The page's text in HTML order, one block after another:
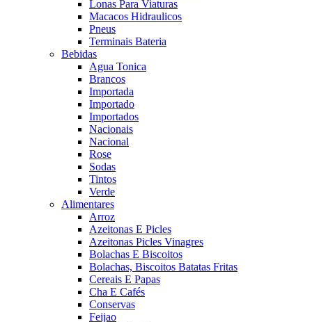
Lonas Para Viaturas
Macacos Hidraulicos
Pneus
Terminais Bateria
Bebidas
Agua Tonica
Brancos
Importada
Importado
Importados
Nacionais
Nacional
Rose
Sodas
Tintos
Verde
Alimentares
Arroz
Azeitonas E Picles
Azeitonas Picles Vinagres
Bolachas E Biscoitos
Bolachas, Biscoitos Batatas Fritas
Cereais E Papas
Cha E Cafés
Conservas
Feijao